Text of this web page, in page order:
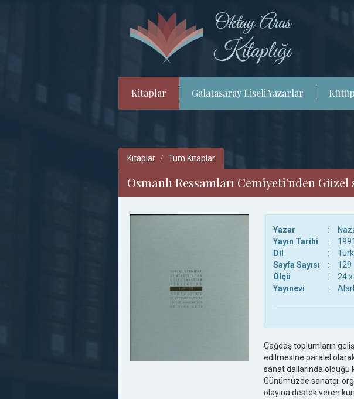
Kitaplar Galatasaray Liseli Yazarlar
Kitaplar Tüm Kitaplar
Osmanlı Ressamları Cemiyeti'nden
Yazar :
Yayın Tarihi
:
1991
Dil
:
Sayfa Sayısı
:
129
Ölçü
:
24
Yayınevi
:
Çağdaş toplumların
edilmesine paralel
sanat dallarında olduğu
Günümüzde sanatçı:
olayına destek veren